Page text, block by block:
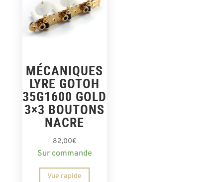
MÉCANIQUES
LYRE GOTOH
35G1600 GOLD
3×3 BOUTONS
NACRE
82,00€
Sur commande
Vue rapide